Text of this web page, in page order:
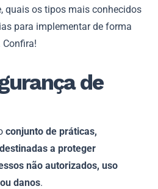
quais os tipos mais conhecidos
para implementar de forma
Confira!
de
conjunto de práticas,
a proteger
não autorizados, uso
danos.